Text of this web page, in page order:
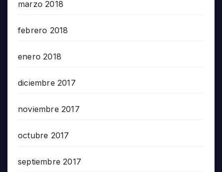
marzo 2018
febrero 2018
enero 2018
diciembre 2017
noviembre 2017
octubre 2017
septiembre 2017